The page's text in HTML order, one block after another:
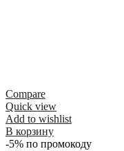
Compare
Quick view
Add to wishlist
В корзину
-5% по промокоду